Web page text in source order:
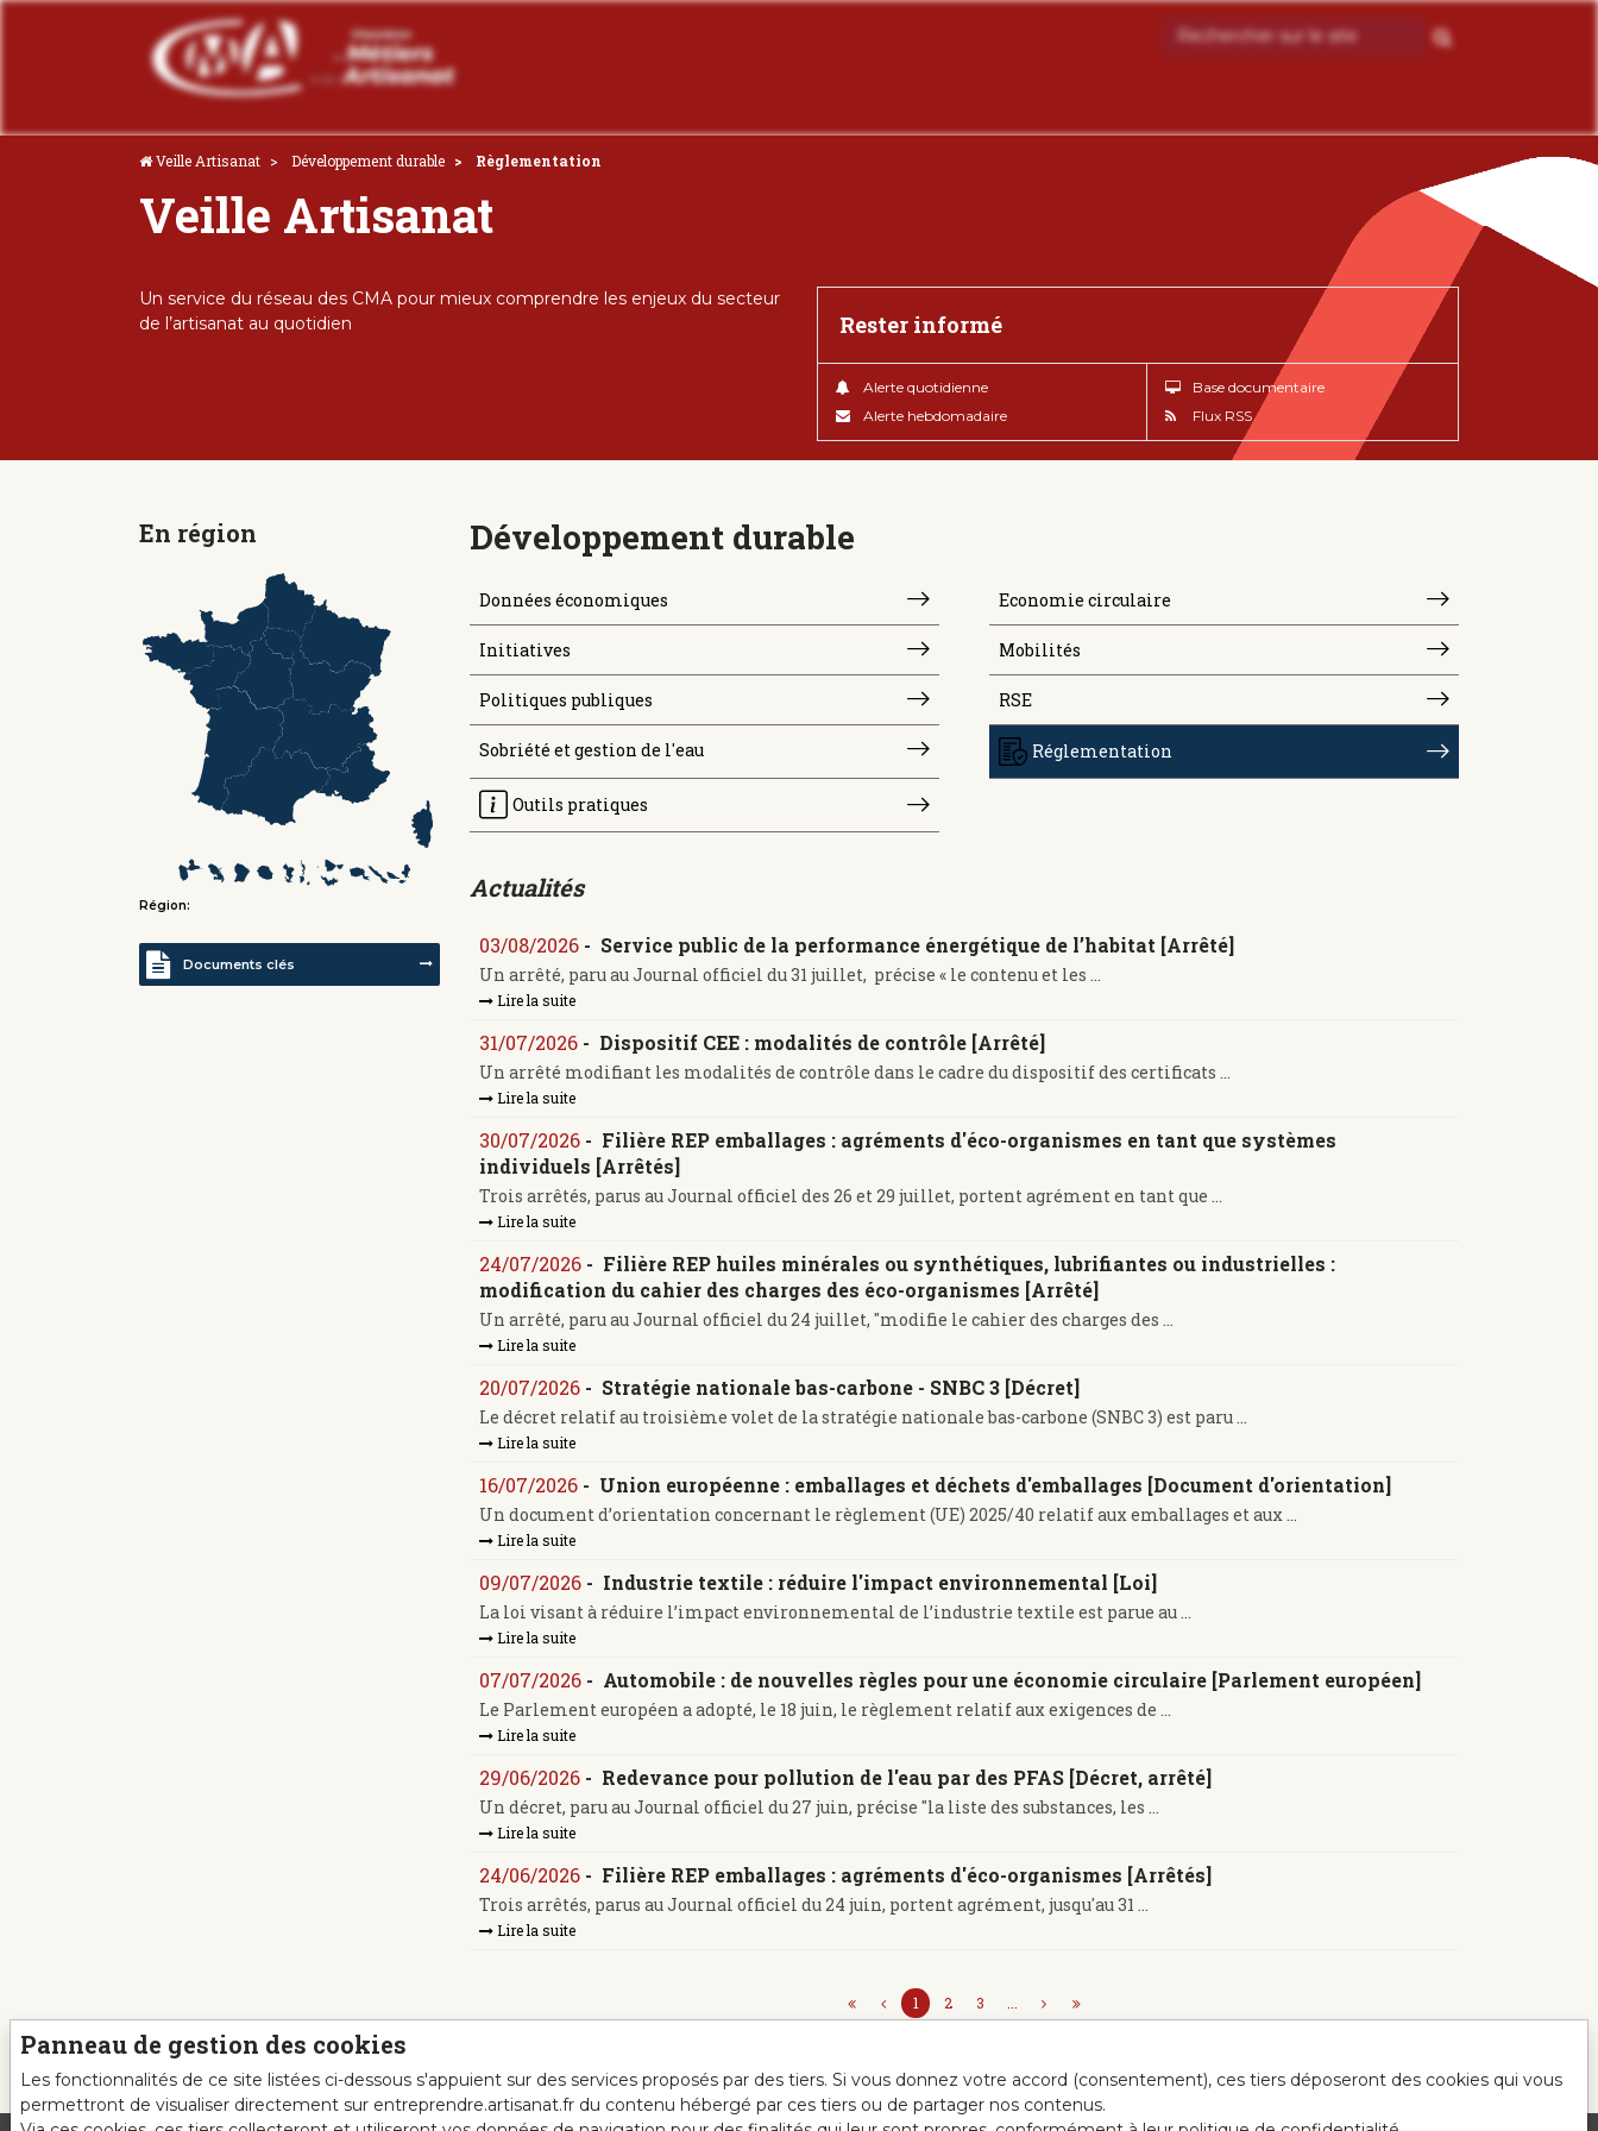
Veille Artisanat Développement durable Règlementation
Veille Artisanat
Un service du réseau des CMA pour mieux comprendre les enjeux du secteur
de l’artisanat au quotidien
Rester informé
Alerte quotidienne
Alerte hebdomadaire
Base documentaire
Flux RSS
Développement durable
Données économiques Economie circulaire
Initiatives Mobilités
Politiques publiques RSE
Sobriété et gestion de l'eau Réglementation
Outils pratiques
Actualités
03/08/2026- Service public de la performance énergétique de l’habitat [Arrêté]
Un arrêté, paru au Journal officiel du 31 juillet, précise « le contenu et les ...
Lire la suite
31/07/2026- Dispositif CEE : modalités de contrôle [Arrêté]
Un arrêté modifiant les modalités de contrôle dans le cadre du dispositif des certificats ...
Lire la suite
30/07/2026- Filière REP emballages : agréments d'éco-organismes en tant que systèmes
individuels [Arrêtés]
Trois arrêtés, parus au Journal officiel des 26 et 29 juillet, portent agrément en tant que ...
Lire la suite
24/07/2026- Filière REP huiles minérales ou synthétiques, lubrifiantes ou industrielles :
modification du cahier des charges des éco-organismes [Arrêté]
Un arrêté, paru au Journal officiel du 24 juillet, "modifie le cahier des charges des ...
Lire la suite
20/07/2026- Stratégie nationale bas-carbone - SNBC 3 [Décret]
Le décret relatif au troisième volet de la stratégie nationale bas-carbone (SNBC 3) est paru ...
Lire la suite
16/07/2026- Union européenne : emballages et déchets d'emballages [Document d'orientation]
Un document d’orientation concernant le règlement (UE) 2025/40 relatif aux emballages et aux ...
Lire la suite
09/07/2026- Industrie textile : réduire l'impact environnemental [Loi]
La loi visant à réduire l’impact environnemental de l’industrie textile est parue au ...
Lire la suite
07/07/2026- Automobile : de nouvelles règles pour une économie circulaire [Parlement européen]
Le Parlement européen a adopté, le 18 juin, le règlement relatif aux exigences de ...
Lire la suite
29/06/2026- Redevance pour pollution de l'eau par des PFAS [Décret, arrêté]
Un décret, paru au Journal officiel du 27 juin, précise "la liste des substances, les ...
Lire la suite
24/06/2026- Filière REP emballages : agréments d'éco-organismes [Arrêtés]
Trois arrêtés, parus au Journal officiel du 24 juin, portent agrément, jusqu'au 31 ...
Lire la suite
1 2 3
En région
Région:
Documents clés
Panneau de gestion des cookies
Les fonctionnalités de ce site listées ci-dessous s'appuient sur des services proposés par des tiers. Si vous donnez votre accord (consentement), ces tiers déposeront des cookies qui vous
permettront de visualiser directement sur entreprendre.artisanat.fr du contenu hébergé par ces tiers ou de partager nos contenus.